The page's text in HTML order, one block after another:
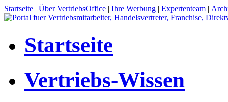
Startseite | Über VertriebsOffice | Ihre Werbung | Expertenteam |
Startseite
Vertriebs-Wissen